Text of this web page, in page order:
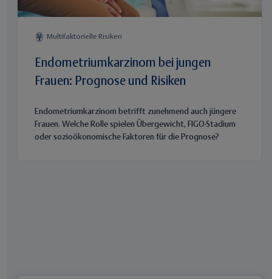
Multifaktorielle Risiken
Endometriumkarzinom bei jungen
Frauen: Prognose und Risiken
Endometriumkarzinom betrifft zunehmend auch jüngere
Frauen. Welche Rolle spielen Übergewicht, FIGO-Stadium
oder sozioökonomische Faktoren für die Prognose?